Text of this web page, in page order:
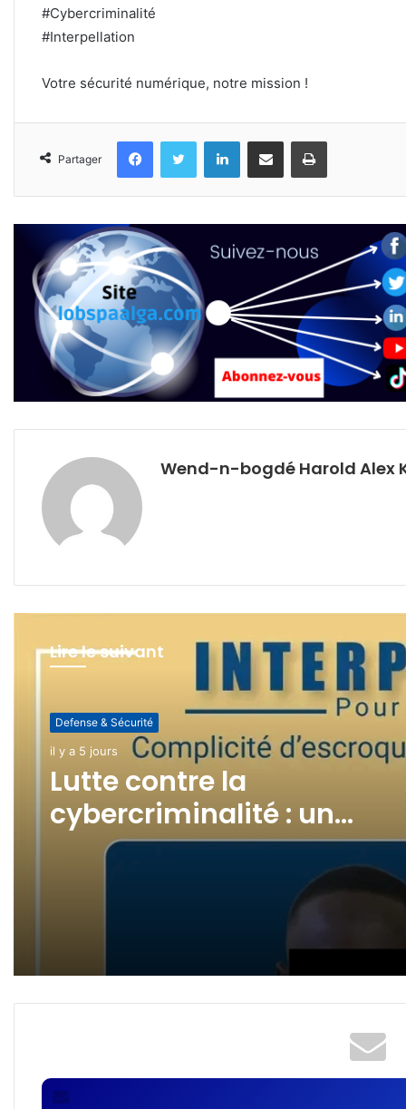
#Cybercriminalité
#Interpellation
Votre sécurité numérique, notre mission !
Partager
FacebookTwitter LinkedinPartager par email Imprimer
Wend-n-bogdé Harold Alex
Lire le suivant
Defense & Sécurité
il y a 5 jours
cybercriminalité : un
revendeur de cartes SIM
interpellé !
Defense & Sécurité
il y a 1 semaine
(pas de titre)